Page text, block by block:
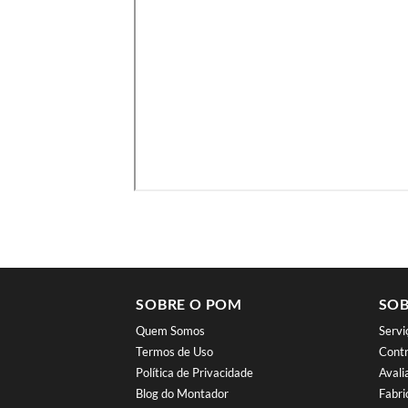
SOBRE O POM
Quem Somos
Termos de Uso
Política de Privacidade
Blog do Montador